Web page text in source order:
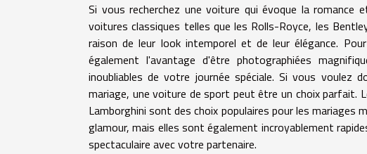
Si vous recherchez une voiture qui évoque la
voitures classiques telles que les Rolls-Royce, les
raison de leur look intemporel et de leur élégance.
également l'avantage d'être photographiées
inoubliables de votre journée spéciale. Si vous
mariage, une voiture de sport peut être un choix parfait.
Lamborghini sont des choix populaires pour les
glamour, mais elles sont également incroyablement
spectaculaire avec votre partenaire.